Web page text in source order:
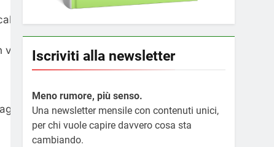
sono stati più deboli.
valore al di sotto della soglia
Iscriviti alla newsletter
Meno rumore, più senso.
Una newsletter mensile con contenuti unici,
per chi vuole capire davvero cosa sta
cambiando.